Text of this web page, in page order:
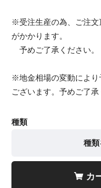
※受注生産の為、ご注文
がかかります。
予めご了承ください。
※地金相場の変動によ
ございます。予めご了承
種類
種
カ